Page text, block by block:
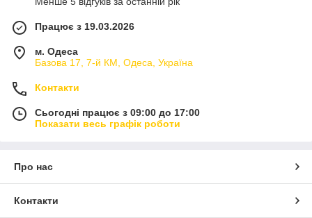
Працює з 19.03.2026
м. Одеса
Базова 17, 7-й КМ, Одеса, Україна
Контакти
Сьогодні працює з 09:00 до 17:00
Показати весь графік роботи
Про нас
Контакти